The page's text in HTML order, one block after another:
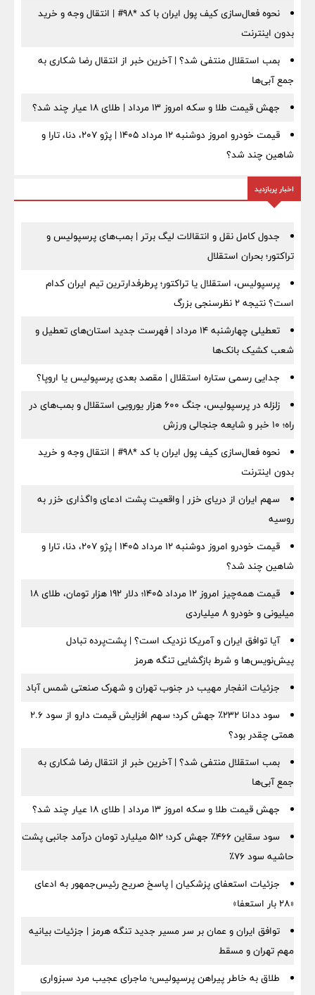
نحوه فعال‌سازی کیف پول ایران با کد *98# | انتقال وجه و خرید
بدون اینترنت
بمب استقلال منتفی شد؟ | آخرین خبر از انتقال رضا شکاری به
جمع آبی‌ها
جهش قیمت طلا و سکه امروز ۱۳ مرداد | طلای ۱۸ عیار چند شد؟
قیمت خودرو امروز دوشنبه ۱۲ مرداد ۱۴۰۵ | پژو ۲۰۷، دنا، تارا و
شاهین چند شد؟
اخبار پربازدید
جدول کامل نقل و انتقالات لیگ برتر | بمب‌های پرسپولیس و
تراکتور؛ بحران استقلال
پرسپولیس، استقلال یا تراکتور؛ پرطرفدارترین تیم ایران کدام
است؟ نتیجه ۲ نظرسنجی بزرگ
تعطیلی چهارشنبه ۱۴ مرداد | فهرست جدید استان‌های تعطیل و
شعب کشیک بانک‌ها
جدایی رسمی ستاره استقلال | مقصد بعدی پرسپولیس یا اروپا؟
زلزله در پرسپولیس، جنگ ۶۰۰ هزار یورویی استقلال و بمب‌های در
راه؛ ۱۰ خبر و شایعه جنجالی ورزش
نحوه فعال‌سازی کیف پول ایران با کد *98# | انتقال وجه و خرید
بدون اینترنت
سهم ایران از دریای خزر | واقعیت پشت ادعای واگذاری خزر به
روسیه
قیمت خودرو امروز دوشنبه ۱۲ مرداد ۱۴۰۵ | پژو ۲۰۷، دنا، تارا و
شاهین چند شد؟
قیمت همه‌چیز امروز ۱۲ مرداد ۱۴۰۵؛ دلار ۱۹۲ هزار تومان، طلای ۱۸
میلیونی و خودرو ۸ میلیاردی
آیا توافق ایران و آمریکا نزدیک است؟ | پشت‌پرده تبادل
پیش‌نویس‌ها و شرط بازگشایی تنگه هرمز
جزئیات انفجار مهیب در جنوب تهران و شهرک صنعتی شمس آباد
سود ددانا ۲۳۲٪ جهش کرد؛ سهم افزایش قیمت دارو از سود ۲.۶
همتی چقدر بود؟
بمب استقلال منتفی شد؟ | آخرین خبر از انتقال رضا شکاری به
جمع آبی‌ها
جهش قیمت طلا و سکه امروز ۱۳ مرداد | طلای ۱۸ عیار چند شد؟
سود سقاین ۴۶۶٪ جهش کرد؛ ۵۱۲ میلیارد تومان درآمد جانبی پشت
حاشیه سود ۷۶٪
جزئیات استعفای پزشکیان | پاسخ صریح رئیس‌جمهور به ادعای
«۲۸ بار استعفا»
توافق ایران و عمان بر سر مسیر جدید تنگه هرمز | جزئیات بیانیه
مهم تهران و مسقط
طلاق به خاطر پیراهن پرسپولیس؛ ماجرای عجیب مرد سبزواری